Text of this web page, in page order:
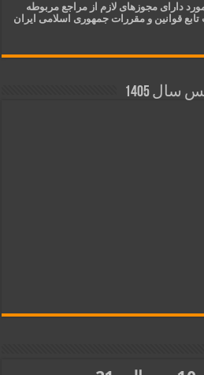
دارای مجوزهای لازم از مراجع مربوطه
قوانین و مقررات جمهوری اسلامی ایران
1405